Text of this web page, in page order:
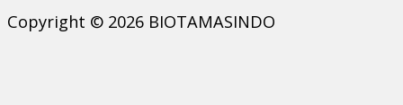
Copyright © 2026 BIOTAMASINDO